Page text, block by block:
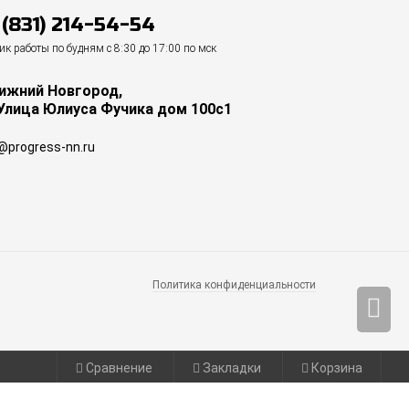
214-54-54
работы по будням с 8:30 до 17:00 по мск
Новгород,
Юлиуса Фучика дом 100с1
nn.ru
Политика конфиденциальности
Сравнение Закладки Корзина